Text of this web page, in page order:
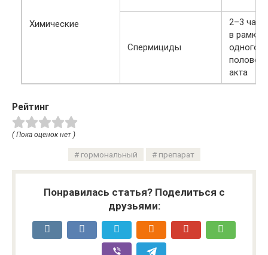
Химические
Спермициды
2–3 часа
в рамках
одного
полового
акта
Рейтинг
( Пока оценок нет )
гормональный препарат
Понравилась статья? Поделиться с
друзьями: